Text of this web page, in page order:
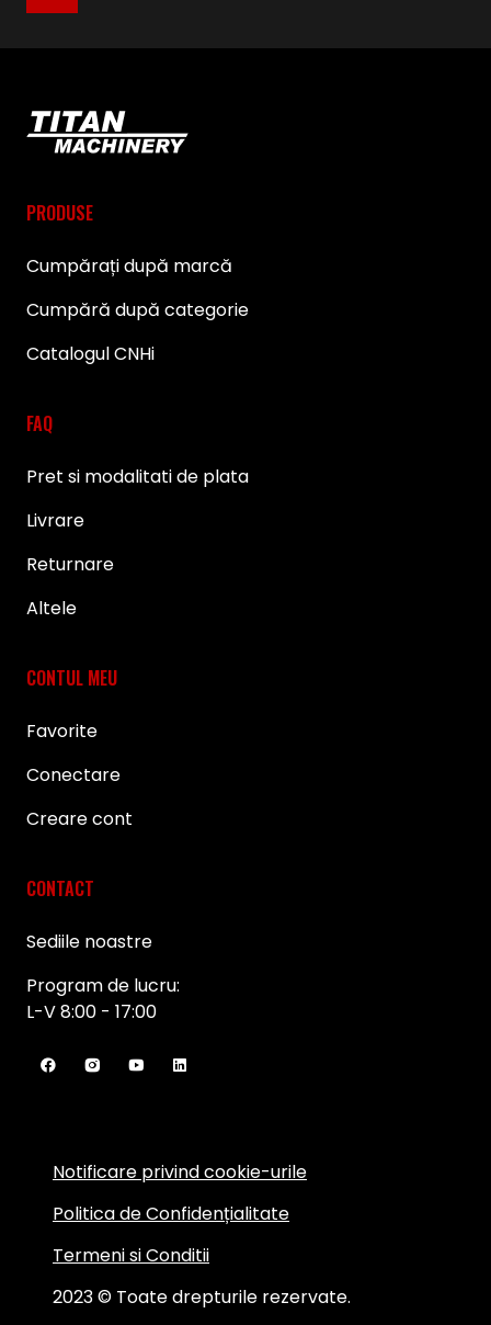
PRODUSE
Cumpărați după marcă
Cumpără după categorie
Catalogul CNHi
FAQ
Pret si modalitati de plata
Livrare
Returnare
Altele
CONTUL MEU
Favorite
Conectare
Creare cont
CONTACT
Sediile noastre
Program de lucru:
L-V 8:00 - 17:00
2023 © Toate drepturile rezervate.
Notificare privind cookie-urile
Politica de Confidențialitate
Termeni si Conditii